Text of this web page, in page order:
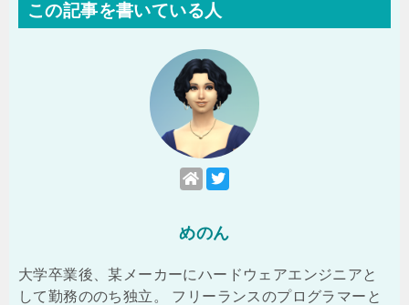
この記事を書いている人
めのん
大学卒業後、某メーカーにハードウェアエンジニアと
して勤務ののち独立。 フリーランスのプログラマーと